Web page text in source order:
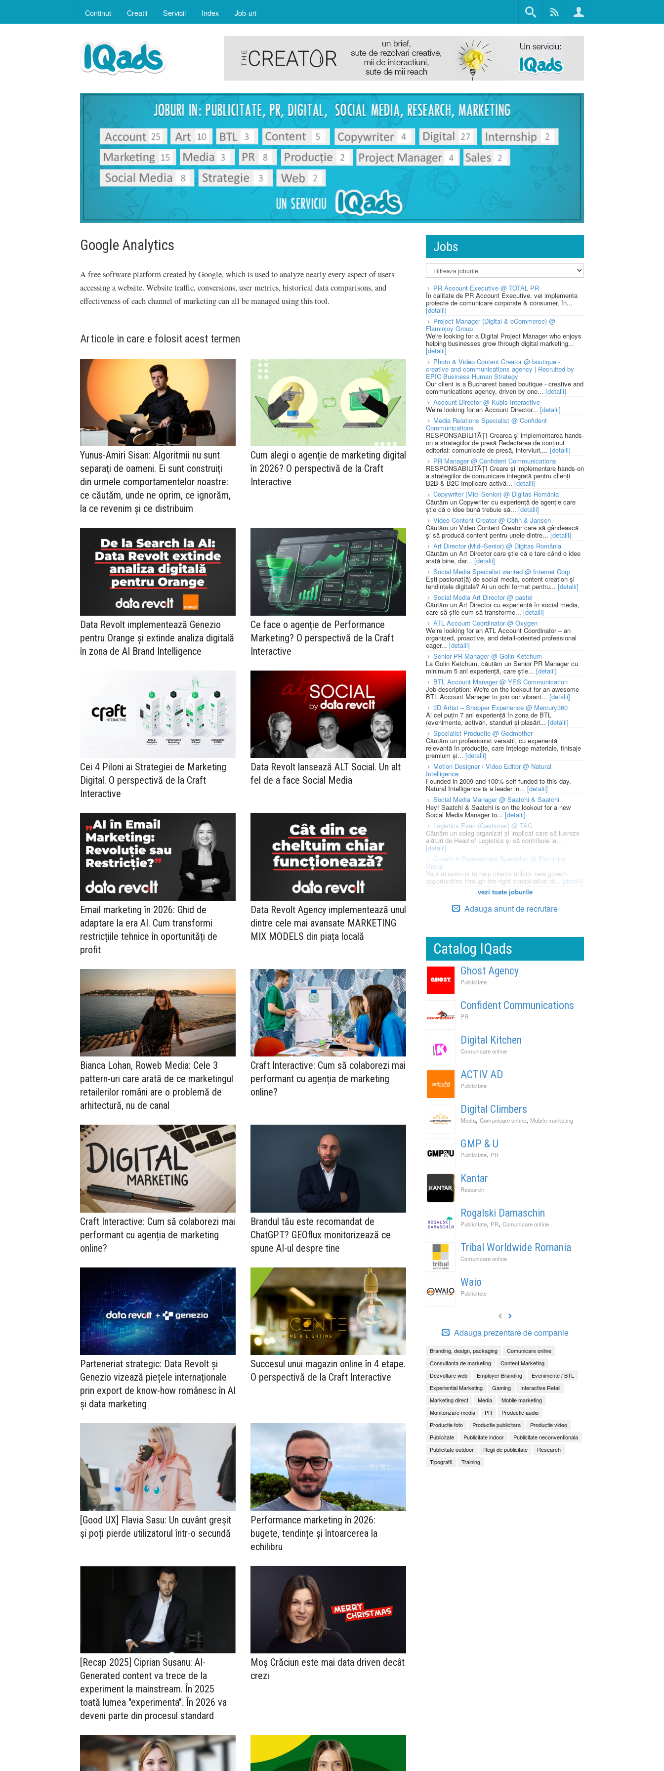
Continut Creatii Servicii Index Job-uri
Google Analytics
A free software platform created by Google, which is used to analyze nearly every aspect of users
accessing a website. Website traffic, conversions, user metrics, historical data comparisons, and
effectiveness of each channel of marketing can all be managed using this tool.
Articole in care e folosit acest termen
Yunus-Amiri Sisan: Algoritmii nu sunt
separați de oameni. Ei sunt construiți
din urmele comportamentelor noastre:
ce căutăm, unde ne oprim, ce ignorăm,
la ce revenim și ce distribuim
Cum alegi o agenție de marketing digital
în 2026? O perspectivă de la Craft
Interactive
Data Revolt implementează Genezio
pentru Orange și extinde analiza digitală
în zona de AI Brand Intelligence
Ce face o agenție de Performance
Marketing? O perspectivă de la Craft
Interactive
Cei 4 Piloni ai Strategiei de Marketing
Digital. O perspectivă de la Craft
Interactive
Data Revolt lansează ALT Social. Un alt
fel de a face Social Media
Email marketing în 2026: Ghid de
adaptare la era AI. Cum transformi
restricțiile tehnice în oportunități de
profit
Data Revolt Agency implementează unul
dintre cele mai avansate MARKETING
MIX MODELS din piața locală
Bianca Lohan, Roweb Media: Cele 3
pattern-uri care arată de ce marketingul
retailerilor români are o problemă de
arhitectură, nu de canal
Craft Interactive: Cum să colaborezi mai
performant cu agenția de marketing
online?
Craft Interactive: Cum să colaborezi mai
performant cu agenția de marketing
online?
Brandul tău este recomandat de
ChatGPT? GEOflux monitorizează ce
spune AI-ul despre tine
Parteneriat strategic: Data Revolt și
Genezio vizează piețele internaționale
prin export de know-how românesc în AI
și data marketing
Succesul unui magazin online în 4 etape.
O perspectivă de la Craft Interactive
[Good UX] Flavia Sasu: Un cuvânt greșit
și poți pierde utilizatorul într-o secundă
Performance marketing în 2026:
bugete, tendințe și întoarcerea la
echilibru
[Recap 2025] Ciprian Susanu: AI-
Generated content va trece de la
experiment la mainstream. În 2025
toată lumea "experimenta". În 2026 va
deveni parte din procesul standard
Moș Crăciun este mai data driven decât
crezi
Jobs
PR Account Executive @ TOTAL PR
În calitate de PR Account Executive, vei implementa
proiecte de comunicare corporate & consumer, în...
[detalii]
Project Manager (Digital & eCommerce) @
Flaminjoy Group
We're looking for a Digital Project Manager who enjoys
helping businesses grow through digital marketing...
[detalii]
Photo & Video Content Creator @ boutique -
creative and communications agency | Recruited by
EPIC Business Human Strategy
Our client is a Bucharest based boutique - creative and
communications agency, driven by one... [detalii]
Account Director @ Kubis Interactive
We’re looking for an Account Director... [detalii]
Media Relations Specialist @ Confident
Communications
RESPONSABILITĂȚI Crearea și implementarea hands-
on a strategiilor de presă Redactarea de conținut
editorial: comunicate de presă, interviuri,... [detalii]
PR Manager @ Confident Communications
RESPONSABILITĂȚI Creare și implementare hands-on
a strategiilor de comunicare integrată pentru clienți
B2B & B2C Implicare activă... [detalii]
Copywriter (Mid–Senior) @ Digitas România
Căutăm un Copywriter cu experiență de agenție care
știe că o idee bună trebuie să... [detalii]
Video Content Creator @ Cohn & Jansen
Căutăm un Video Content Creator care să gândească
și să producă content pentru unele dintre...[detalii]
Art Director (Mid–Senior) @ Digitas România
Căutăm un Art Director care știe că e tare când o idee
arată bine, dar... [detalii]
Social Media Specialist wanted @ Internet Corp
Ești pasionat(ă) de social media, content creation și
tendințele digitale? Ai un ochi format pentru... [detalii]
Social Media Art Director @ pastel
Căutăm un Art Director cu experiență în social media,
care să știe cum să transforme... [detalii]
ATL Account Coordinator @ Oxygen
We’re looking for an ATL Account Coordinator – an
organized, proactive, and detail-oriented professional
eager... [detalii]
Senior PR Manager @ Golin Ketchum
La Golin Ketchum, căutăm un Senior PR Manager cu
minimum 5 ani experiență, care știe... [detalii]
BTL Account Manager @ YES Communication
Job description: We're on the lookout for an awesome
BTL Account Manager to join our vibrant... [detalii]
3D Artist – Shopper Experience @ Mercury360
Ai cel puțin 7 ani experiență în zona de BTL
(evenimente, activări, standuri și plasări... [detalii]
Specialist Productie @ Godmother
Căutăm un profesionist versatil, cu experiență
relevantă în producție, care înțelege materiale, finisaje
premium și... [detalii]
Motion Designer / Video Editor @ Natural
Intelligence
Founded in 2009 and 100% self-funded to this day,
Natural Intelligence is a leader in... [detalii]
Social Media Manager @ Saatchi & Saatchi
Hey! Saatchi & Saatchi is on the lookout for a new
Social Media Manager to... [detalii]
Logistics Exec (Gestionar) @ TAG
Căutăm un coleg organizat și implicat care să lucreze
alături de Head of Logistics și să contribuie la...
[detalii]
Growth & Partnerships Specialist @ Flaminjoy
Group
Your mission is to help clients unlock new growth
opportunities through the right combination of... [detalii]
vezi toate joburile
Adauga anunt de recrutare
Catalog IQads
Ghost Agency
Publicitate
Confident Communications
PR
Digital Kitchen
Comunicare online
ACTIV AD
Publicitate
Digital Climbers
Media, Comunicare online, Mobile marketing
GMP & U
Publicitate, PR
Kantar
Research
Rogalski Damaschin
Publicitate, PR, Comunicare online
Tribal Worldwide Romania
Comunicare online
Waio
Publicitate
Adauga prezentare de companie
Branding, design, packaging
Comunicare online
Consultanta de marketing
Content Marketing
Dezvoltare web
Employer Branding
Evenimente / BTL
Experiential Marketing
Gaming
Interactive Retail
Marketing direct
Media
Mobile marketing
Monitorizare media
PR
Productie audio
Productie foto
Productie publicitara
Productie video
Publicitate
Publicitate indoor
Publicitate neconventionala
Publicitate outdoor
Regii de publicitate
Research
Tipografii
Training